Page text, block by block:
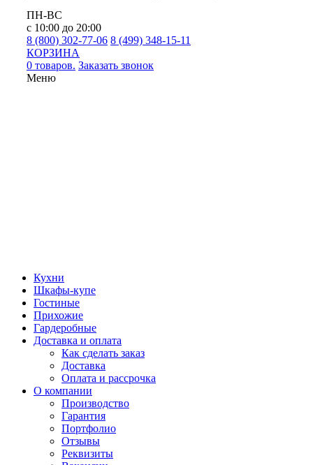
ПН-ВС
с 10:00 до 20:00
8 (800) 302-77-06 8 (499) 348-15-11
КОРЗИНА
0 товаров. Заказать звонок
Меню
Кухни
Шкафы-купе
Гостиные
Прихожие
Гардеробные
Доставка и оплата
Как сделать заказ
Доставка
Оплата и рассрочка
О компании
Производство
Гарантия
Портфолио
Отзывы
Реквизиты